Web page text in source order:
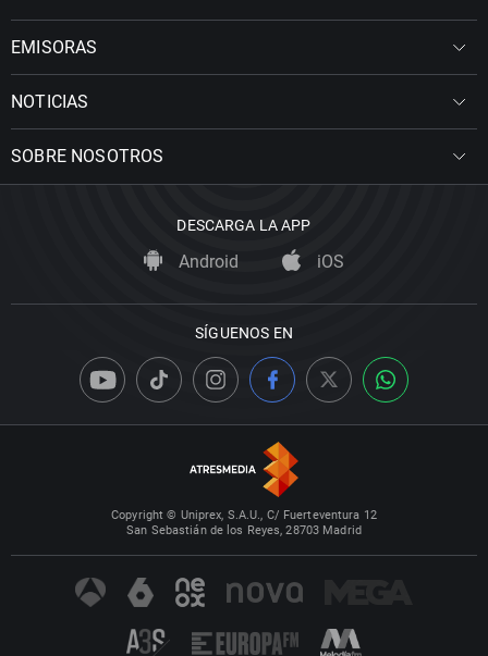
EMISORAS
NOTICIAS
SOBRE NOSOTROS
DESCARGA LA APP
Android iOS
SÍGUENOS EN
Copyright © Uniprex, S.A.U., C/ Fuerteventura 12
San Sebastián de los Reyes, 28703 Madrid